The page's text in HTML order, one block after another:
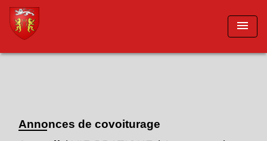
menu
Annonces de covoiturage